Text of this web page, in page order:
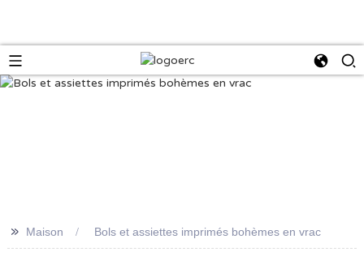
>> Maison Bols et assiettes imprimés bohèmes en vrac